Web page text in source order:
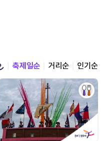
축제일순 거리순 인기순